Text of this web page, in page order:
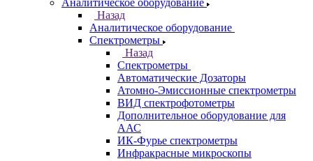
Казань
Назад
Города
Санкт-Петербург